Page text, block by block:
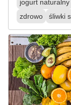
jogurt naturalny
zdrowo
śliwki